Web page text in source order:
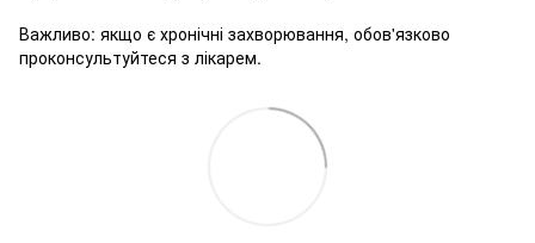
Важливо: якщо є хронічні захворювання, обов'язково
проконсультуйтеся з лікарем.